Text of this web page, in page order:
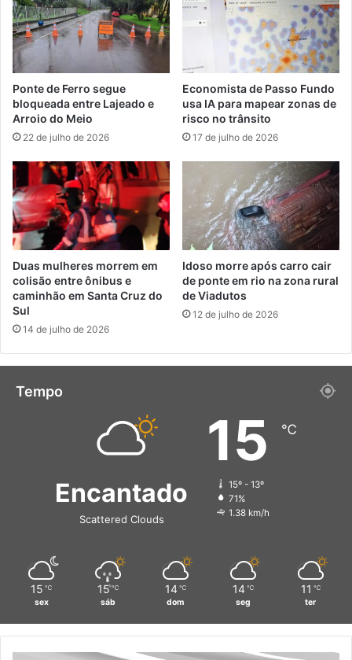
Ponte de Ferro segue
bloqueada entre Lajeado e
Arroio do Meio
22 de julho de 2026
Economista de Passo Fundo
usa IA para mapear zonas de
risco no trânsito
17 de julho de 2026
Duas mulheres morrem em
colisão entre ônibus e
caminhão em Santa Cruz do
Sul
14 de julho de 2026
Idoso morre após carro cair
de ponte em rio na zona rural
de Viadutos
12 de julho de 2026
Tempo
Encantado
Scattered Clouds
15 ℃
15º - 13º
71%
1.38 km/h
15 ℃
sex
15 ℃
sáb
14 ℃
dom
14 ℃
seg
11 ℃
ter